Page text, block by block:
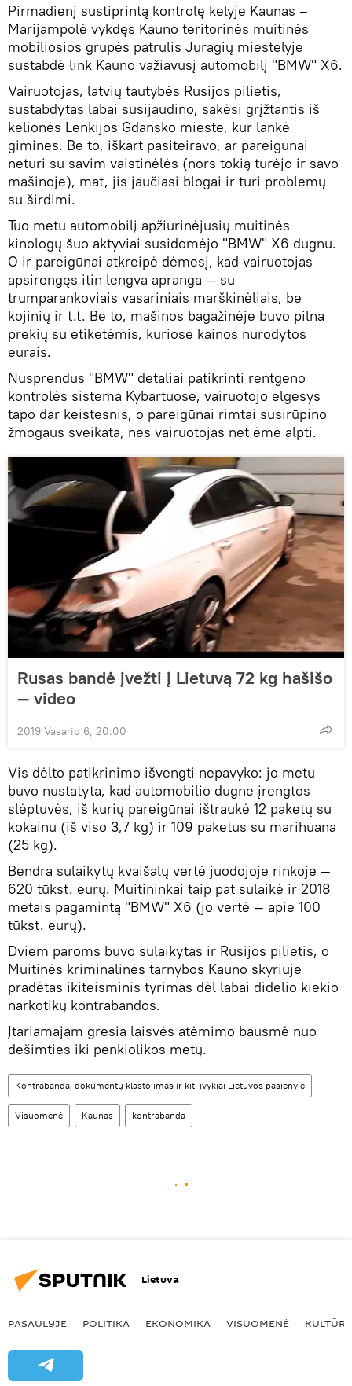
Pirmadienį sustiprintą kontrolę kelyje Kaunas –
Marijampolė vykdęs Kauno teritorinės muitinės
mobiliosios grupės patrulis Juragių miestelyje
sustabdė link Kauno važiavusį automobilį "BMW" X6.
Vairuotojas, latvių tautybės Rusijos pilietis,
sustabdytas labai susijaudino, sakėsi grįžtantis iš
kelionės Lenkijos Gdansko mieste, kur lankė
gimines. Be to, iškart pasiteiravo, ar pareigūnai
neturi su savim vaistinėlės (nors tokią turėjo ir savo
mašinoje), mat, jis jaučiasi blogai ir turi problemų
su širdimi.
Tuo metu automobilį apžiūrinėjusių muitinės
kinologų šuo aktyviai susidomėjo "BMW" X6 dugnu.
O ir pareigūnai atkreipė dėmesį, kad vairuotojas
apsirengęs itin lengva apranga — su
trumparankoviais vasariniais marškinėliais, be
kojinių ir t.t. Be to, mašinos bagažinėje buvo pilna
prekių su etiketėmis, kuriose kainos nurodytos
eurais.
Nusprendus "BMW" detaliai patikrinti rentgeno
kontrolės sistema Kybartuose, vairuotojo elgesys
tapo dar keistesnis, o pareigūnai rimtai susirūpino
žmogaus sveikata, nes vairuotojas net ėmė alpti.
Rusas bandė įvežti į Lietuvą 72 kg hašišo
— video
2019 Vasario 6, 20:00
Vis dėlto patikrinimo išvengti nepavyko: jo metu
buvo nustatyta, kad automobilio dugne įrengtos
slėptuvės, iš kurių pareigūnai ištraukė 12 paketų su
kokainu (iš viso 3,7 kg) ir 109 paketus su marihuana
(25 kg).
Bendra sulaikytų kvaišalų vertė juodojoje rinkoje —
620 tūkst. eurų. Muitininkai taip pat sulaikė ir 2018
metais pagamintą "BMW" X6 (jo vertė — apie 100
tūkst. eurų).
Dviem paroms buvo sulaikytas ir Rusijos pilietis, o
Muitinės kriminalinės tarnybos Kauno skyriuje
pradėtas ikiteisminis tyrimas dėl labai didelio kiekio
narkotikų kontrabandos.
Įtariamajam gresia laisvės atėmimo bausmė nuo
dešimties iki penkiolikos metų.
Kontrabanda, dokumentų klastojimas ir kiti įvykiai Lietuvos pasienyje
Visuomenė Kaunas kontrabanda
Lietuva
PASAULYJE POLITIKA EKONOMIKA VISUOMENĖ KULTŪRA